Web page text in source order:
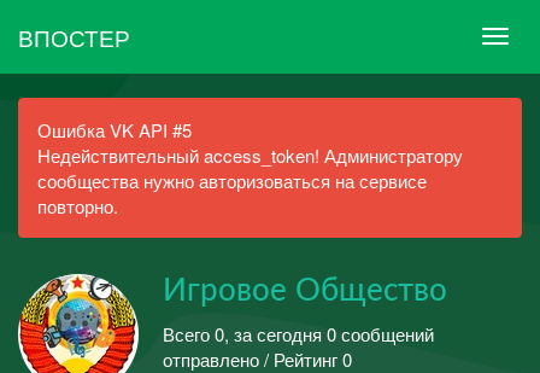
ВПОСТЕР
Ошибка VK API #5
Недействительный access_token! Администратору
сообщества нужно авторизоваться на сервисе
повторно.
Игровое Общество
Всего 0, за сегодня 0 сообщений
отправлено / Рейтинг 0